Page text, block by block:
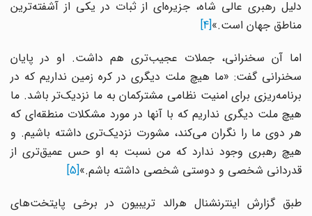
دلیل رهبری عالی شاه، جزیره‌ای از ثبات در یکی از آشفته‌ترین
مناطق جهان است.»[4]
اما آن سخنرانی، جملات عجیب‌تری هم داشت. او در پایان
سخنرانی گفت: «ما هیچ ملت دیگری در کره زمین نداریم که در
برنامه‌ریزی برای امنیت نظامی مشترکمان به ما نزدیک‌تر باشد. ما
هیچ ملت دیگری نداریم که با آنها در مورد مشکلات منطقه‌ای که
هر دوی ما را نگران می‌کند، مشورت نزدیک‌تری داشته باشیم. و
هیچ رهبری وجود ندارد که من نسبت به او حس عمیق‌تری از
قدردانی شخصی و دوستی شخصی داشته باشم.»[5]
طبق گزارش اینترنشنال هرالد تریبیون در برخی پایتخت‌های